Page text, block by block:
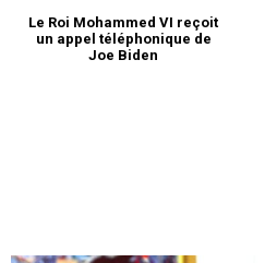
Le Roi Mohammed VI reçoit
un appel téléphonique de
Joe Biden